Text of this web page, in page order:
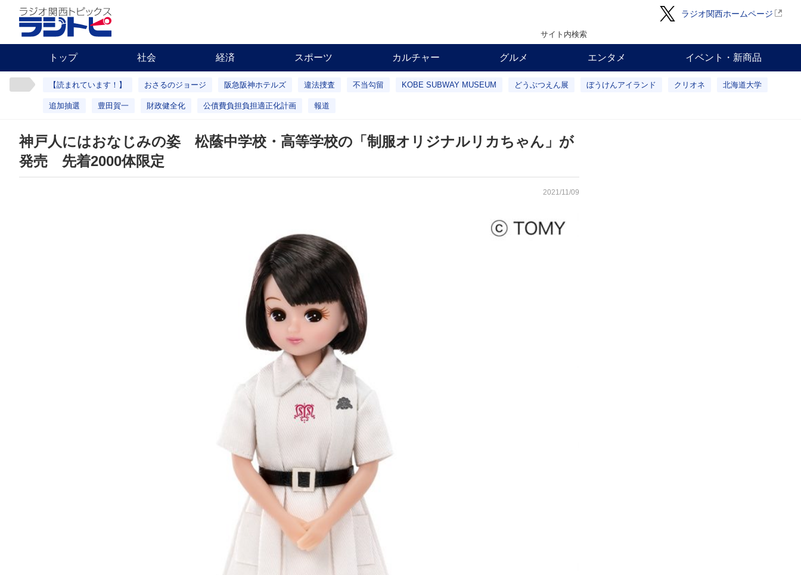
ラジオ関西ホームページ
サイト内検索
トップ 社会 経済 スポーツ カルチャー グルメ エンタメ イベント・新商品
【読まれています！】 おさるのジョージ 阪急阪神ホテルズ 違法捜査 不当勾留 KOBE SUBWAY MUSEUM どうぶつえん展 ぼうけんアイランド クリオネ 北海道大学
追加抽選 豊田賀一 財政健全化 公債費負担負担適正化計画 報道
神戸人にはおなじみの姿 松蔭中学校・高等学校の「制服オリジナルリカちゃん」が
発売 先着2000体限定
2021/11/09